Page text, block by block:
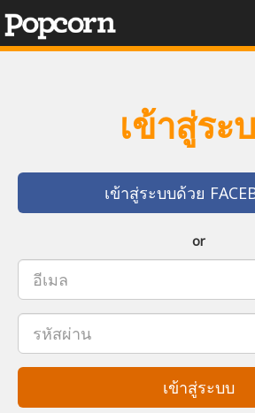
เข้าสู่ระ
เข้าสู่ระบบด้วย
or
เข้าสู่ระบบ